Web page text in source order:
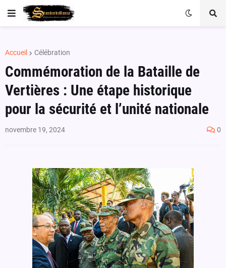
Accueil Célébration
Commémoration de la Bataille de
Vertières : Une étape historique
pour la sécurité et l’unité nationale
novembre 19, 2024 0